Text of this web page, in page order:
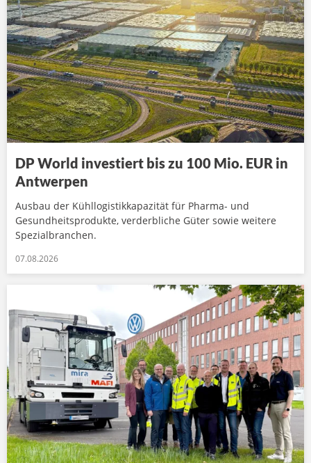
DP World investiert bis zu 100 Mio. EUR in
Antwerpen
Ausbau der Kühllogistikkapazität für Pharma- und
Gesundheitsprodukte, verderbliche Güter sowie weitere
Spezialbranchen.
07.08.2026